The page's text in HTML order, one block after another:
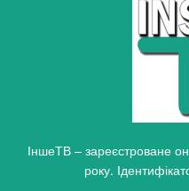
ІншеТВ – зареєстроване
року.